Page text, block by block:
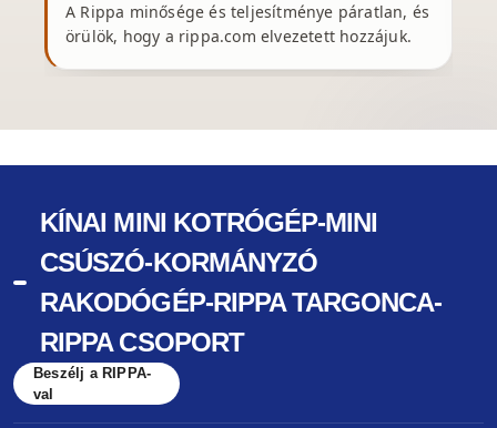
A Rippa minősége és teljesítménye páratlan, és
örülök, hogy a rippa.com elvezetett hozzájuk.
KÍNAI MINI KOTRÓGÉP-MINI
CSÚSZÓ-KORMÁNYZÓ
RAKODÓGÉP-RIPPA TARGONCA-
RIPPA CSOPORT
Beszélj a RIPPA-
val